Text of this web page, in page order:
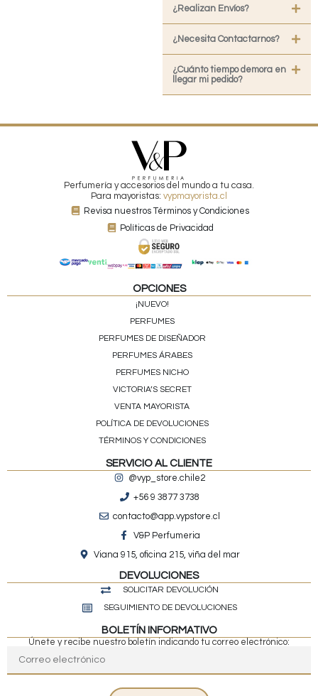
¿Realizan Envíos?
¿Necesita Contactarnos?
¿Cuánto tiempo demora en
llegar mi pedido?
Perfumería y accesorios del mundo a tu casa.
Para mayoristas: vypmayorista.cl
Revisa nuestros Términos y Condiciones
Políticas de Privacidad
OPCIONES
¡NUEVO!
PERFUMES
PERFUMES DE DISEÑADOR
PERFUMES ÁRABES
PERFUMES NICHO
VICTORIA’S SECRET
VENTA MAYORISTA
POLÍTICA DE DEVOLUCIONES
TÉRMINOS Y CONDICIONES
SERVICIO AL CLIENTE
@vyp_store.chile2
+56 9 3877 3738
contacto@app.vypstore.cl
V&P Perfumeria
Viana 915, oficina 215, viña del mar
DEVOLUCIONES
SOLICITAR DEVOLUCIÓN
SEGUIMIENTO DE DEVOLUCIONES
BOLETÍN INFORMATIVO
Únete y recibe nuestro boletín indicando tu correo electrónico: